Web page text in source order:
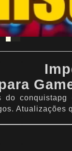
do
Atualizações